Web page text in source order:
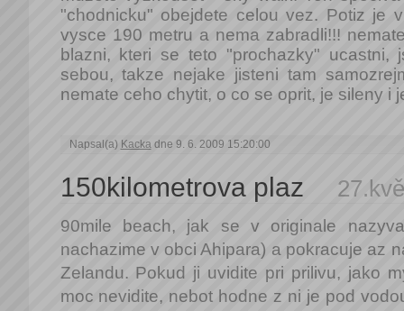
"chodnicku" obejdete celou vez. Potiz je
vysce 190 metru a nema zabradli!!!
blazni, kteri se teto "prochazky"
sebou, takze nejake jisteni tam
nemate ceho chytit, o co se oprit, je sileny i
Napsal(a) Kackadne 9. 6. 2009 15:20:00
150kilometrova plaz
90mile beach, jak se v originale
nachazime v obci Ahipara) a pokracuje az
Zelandu. Pokud ji uvidite pri prilivu, jako
moc nevidite, nebot hodne z ni je pod